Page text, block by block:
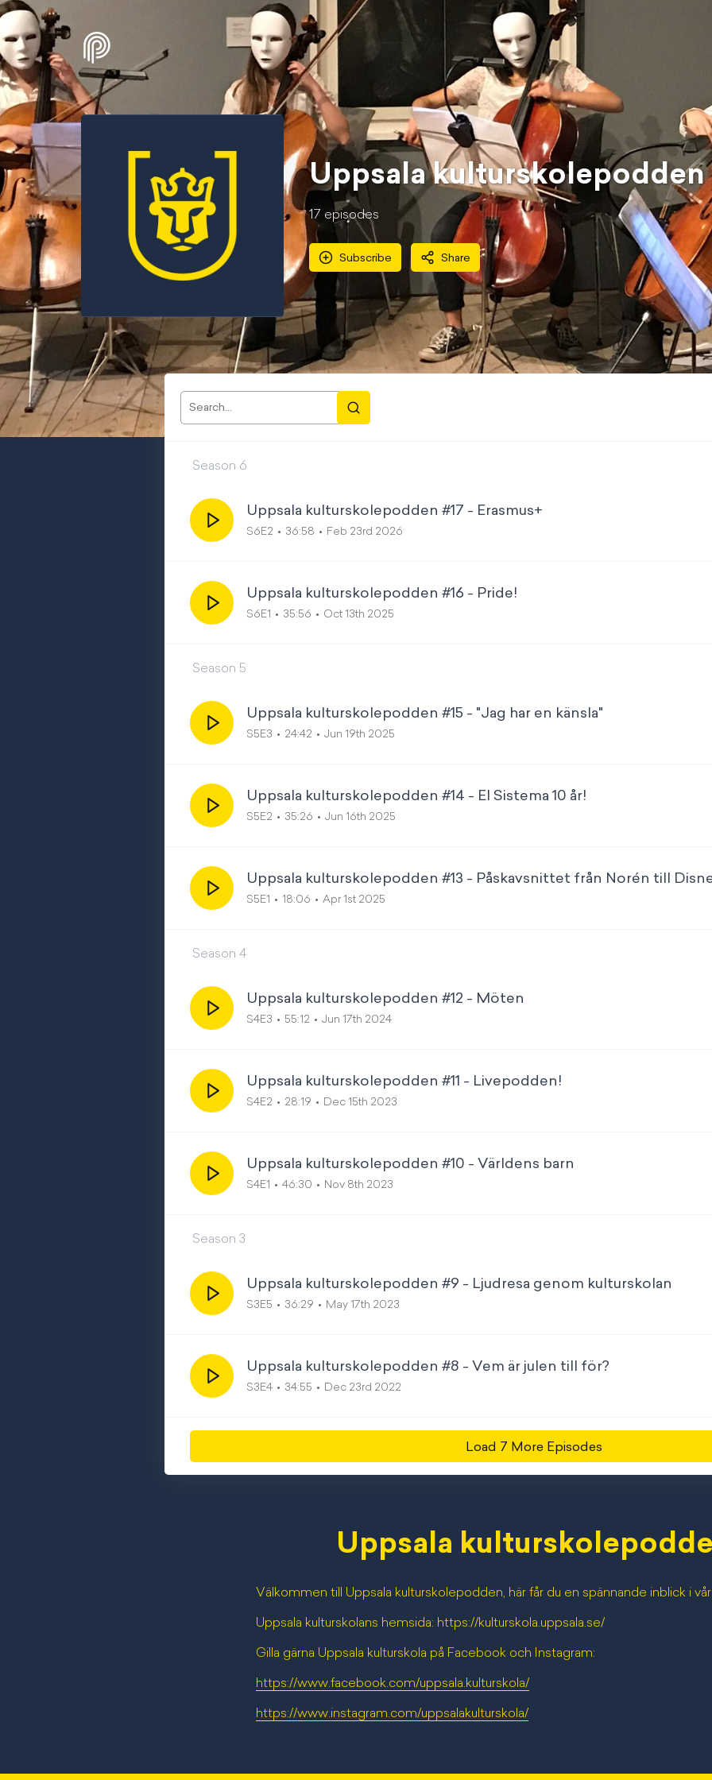
Uppsala kulturskolepodden
17 episodes
Subscribe Share
Season 6
Uppsala kulturskolepodden #17 - Erasmus+
S6E2 36:58 Feb 23rd 2026
Uppsala kulturskolepodden #16 - Pride!
S6E1 35:56 Oct 13th 2025
Season 5
Uppsala kulturskolepodden #15 - "Jag har en känsla"
S5E3 24:42 Jun 19th 2025
Uppsala kulturskolepodden #14 - El Sistema 10 år!
S5E2 35:26 Jun 16th 2025
Uppsala kulturskolepodden #13 - Påskavsnittet från Norén till
S5E1 18:06 Apr 1st 2025
Season 4
Uppsala kulturskolepodden #12 - Möten
S4E3 55:12 Jun 17th 2024
Uppsala kulturskolepodden #11 - Livepodden!
S4E2 28:19 Dec 15th 2023
Uppsala kulturskolepodden #10 - Världens barn
S4E1 46:30 Nov 8th 2023
Season 3
Uppsala kulturskolepodden #9 - Ljudresa genom kulturskolan
S3E5 36:29 May 17th 2023
Uppsala kulturskolepodden #8 - Vem är julen till för?
S3E4 34:55 Dec 23rd 2022
Load 7 More Episodes
Uppsala
Välkommen till Uppsala kulturskolepodden, här får du en spännande inblick i
Uppsala kulturskolans hemsida: https://kulturskola.uppsala.se/
Gilla gärna Uppsala kulturskola på Facebook och Instagram:
https://www.facebook.com/uppsala.kulturskola/
https://www.instagram.com/uppsalakulturskola/